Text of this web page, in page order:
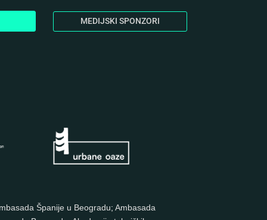
MEDIJSKI SPONZORI
Španije u Beogradu;Ambasada